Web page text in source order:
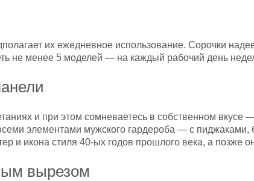
их ежедневное использование. Сорочки
не менее 5 моделей — на каждый рабочий день
и при этом сомневаетесь в собственном
элементами мужского гардероба — с
и икона стиля 40-ых годов прошлого века, а позже
вырезом